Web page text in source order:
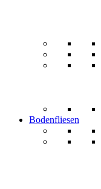
Bodenfliesen